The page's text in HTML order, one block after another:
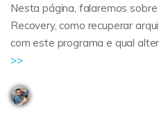
Nesta página, falaremos
Recovery, como recuperar
com este programa e qual
>>